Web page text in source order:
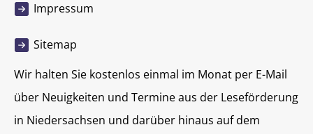
Impressum
Sitemap
Wir halten Sie kostenlos einmal im Monat per E-Mail
über Neuigkeiten und Termine aus der Leseförderung
in Niedersachsen und darüber hinaus auf dem